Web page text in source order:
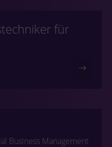
für
Business Management